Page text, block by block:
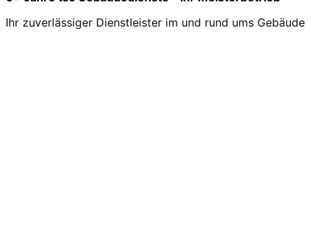
Ihr zuverlässiger Dienstleister im und rund ums Gebäude